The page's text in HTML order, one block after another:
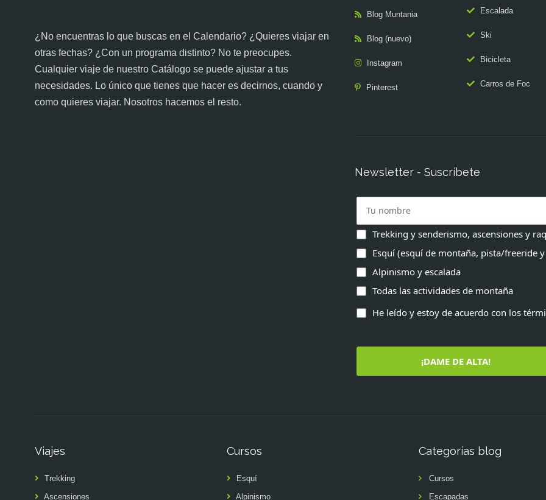
¿No encuentras lo que buscas en el Calendario? ¿Quieres viajar en
otras fechas? ¿Con un programa distinto? No te preocupes.
Cualquier viaje de nuestro Catálogo se puede ajustar a tus
necesidades. Lo único que tienes que hacer es decirnos, cuando y
como quieres viajar. Nosotros hacemos el resto.
Blog Muntania
Blog (nuevo)
Instagram
Pinterest
Escalada
Ski
Bicicleta
Carros de Foc
Newsletter - Suscríbete
Trekking y senderismo, ascensiones y
Esquí (esquí de montaña, pista/freeride
Alpinismo y escalada
Todas las actividades de montaña
He leído y estoy de acuerdo con los
¡DAME DE ALTA!
Viajes
Trekking
Ascensiones
Cursos
Esquí
Alpinismo
Categorías blog
Cursos
Escapadas